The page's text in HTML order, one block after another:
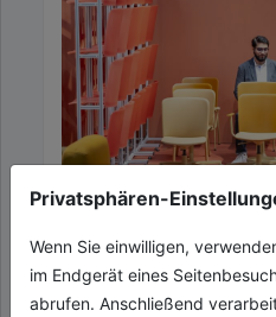
Privatsphären-
Wenn Sie einwilligen,
im Endgerät eines
abrufen. Anschließend
internationale
Mit dem Launch der